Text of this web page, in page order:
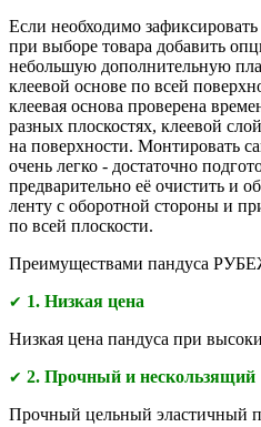
Если необходимо
при выборе товара добавить
небольшую дополнительную
клеевой основе по всей
клеевая основа проверена
разных плоскостях, клеевой
на поверхности. Монтировать
очень легко - достаточно
предварительно её очистить и
ленту с оборотной стороны и
по всей плоскости.
Преимуществами пандуса
✔ 1. Низкая цена
Низкая цена пандуса при
✔ 2. Прочный и нескользящий
Прочный цельный эластичный